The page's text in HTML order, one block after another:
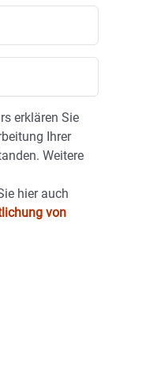
erklären Sie
Ihrer
Weitere
hier auch
von